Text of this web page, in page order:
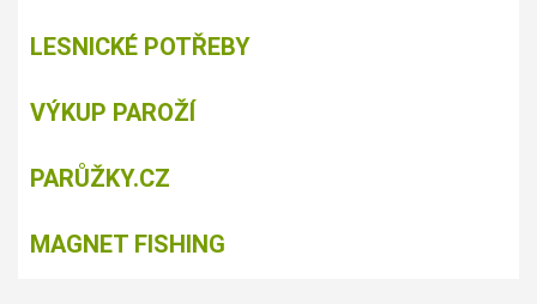
LESNICKÉ POTŘEBY
VÝKUP PAROŽÍ
PARŮŽKY.CZ
MAGNET FISHING